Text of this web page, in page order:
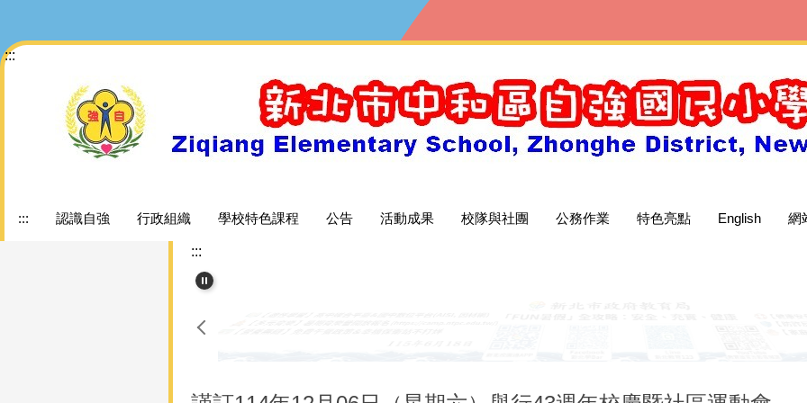
主
:::
::: 認識自強 行政組織 學校特色課程 公告 活動成果 校隊與社團 公務作業 特色亮點 English 網
:::